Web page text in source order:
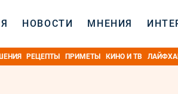
НОВОСТИ МНЕНИЯ
РЕЦЕПТЫ ПРИМЕТЫ КИНО И ТВ